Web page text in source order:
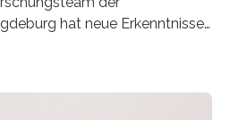
hat neue Erkenntnisse
ihrer aktuellen Studie,
dass Mini-Tumore